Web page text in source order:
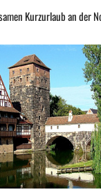
Kurzurlaub an der